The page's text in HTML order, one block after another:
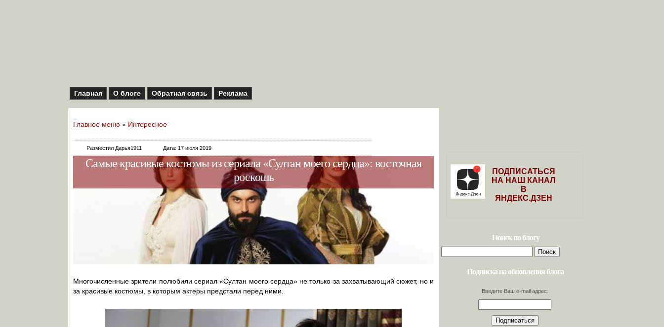
Главная О блоге Обратная связь Реклама
Главное меню » Интересное
Разместил Дарья1911 Дата: 17 июля 2019
Самые красивые костюмы из сериала «Султан моего сердца»: восточная
роскошь
Многочисленные зрители полюбили сериал «Султан моего сердца» не только за захватывающий сюжет, но и
за красивые костюмы, в которым актеры предстали перед ними.
ПОДПИСАТЬСЯ
НА НАШ КАНАЛ
В
ЯНДЕКС.ДЗЕН
Поиск по блогу
Найти:
Подписка на обновления блога
Введите Ваш e-mail адрес: